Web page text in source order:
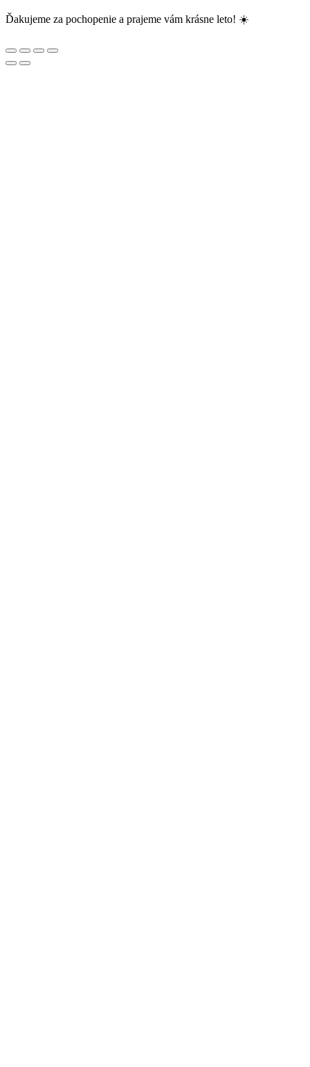
Ďakujeme za pochopenie a prajeme vám krásne leto! ☀️